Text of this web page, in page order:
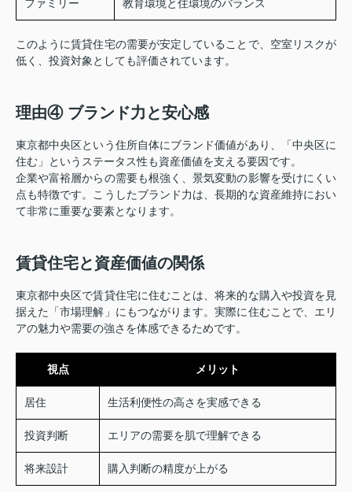
ファミリー 教育環境と住環境のバランス
このように賃貸住宅の需要が安定していることで、空室リスクが
低く、投資対象としても評価されています。
理由④ ブランド力と安心感
東京都中央区という住所自体にブランド価値があり、「中央区に
住む」というステータス性も資産価値を支える要因です。
企業や富裕層からの需要も根強く、景気変動の影響を受けにくい
点も特徴です。こうしたブランド力は、長期的な資産維持におい
て非常に重要な要素となります。
賃貸住宅と資産価値の関係
東京都中央区で賃貸住宅に住むことは、将来的な購入や投資を見
据えた「市場理解」にもつながります。実際に住むことで、エリ
アの魅力や需要の強さを体感できるためです。
視点 メリット
居住 生活利便性の高さを実感できる
投資判断 エリアの需要を肌で理解できる
将来設計 購入判断の精度が上がる